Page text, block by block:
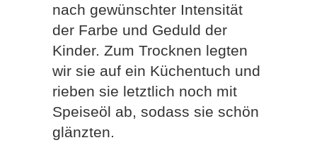
nach gewünschter Intensität
der Farbe und Geduld der
Kinder. Zum Trocknen legten
wir sie auf ein Küchentuch und
rieben sie letztlich noch mit
Speiseöl ab, sodass sie schön
glänzten.